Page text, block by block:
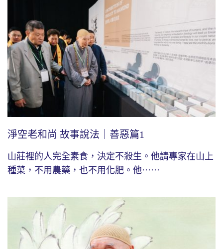
淨空老和尚 故事說法｜善惡篇1
山莊裡的人完全素食，決定不殺生。他請專家在山上
種菜，不用農藥，也不用化肥。他⋯⋯